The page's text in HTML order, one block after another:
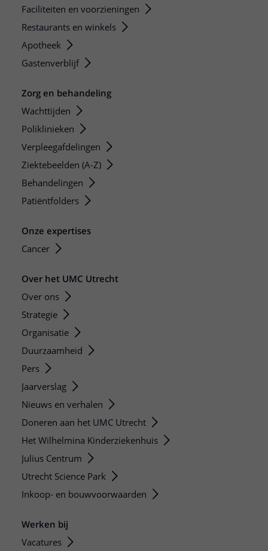
Faciliteiten en voorzieningen
Restaurants en winkels
Apotheek
Gastenverblijf
Zorg en behandeling
Wachttijden
Poliklinieken
Verpleegafdelingen
Ziektebeelden (A-Z)
Behandelingen
Patiëntfolders
Onze expertises
Cancer
Over het UMC Utrecht
Over ons
Strategie
Organisatie
Duurzaamheid
Pers
Jaarverslag
Nieuws en verhalen
Doneren aan het UMC Utrecht
Het Wilhelmina Kinderziekenhuis
Julius Centrum
Utrecht Science Park
Inkoop- en bouwvoorwaarden
Werken bij
Vacatures